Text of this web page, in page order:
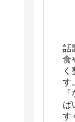
話
食
す。
ば
す